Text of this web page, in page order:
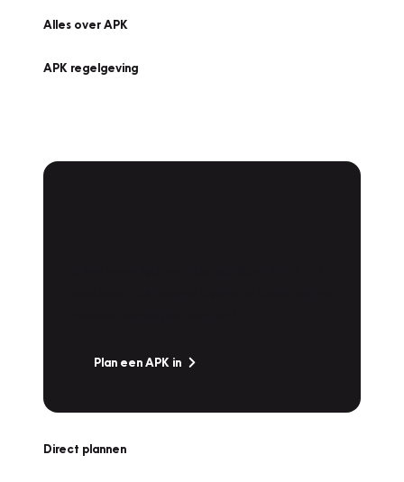
Alles over APK
APK regelgeving
Plan een APK in
Direct plannen